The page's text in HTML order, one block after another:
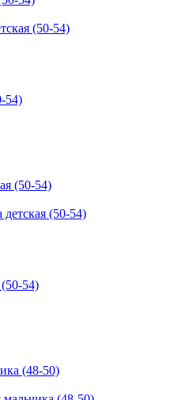
(50-54)
54)
(50-54)
54)